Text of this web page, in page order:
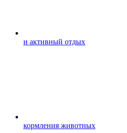
и активный отдых
кормления животных